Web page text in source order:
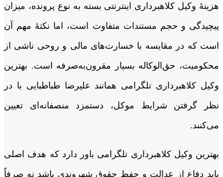
هزینۀ وکیل کلاهبرداری اینترنتی بسته به نوع پرونده، میزان
پیچیدگی و حجم مستندات متفاوت است، اما نکتۀ مهم آن
است که در مقایسه با خسارت‌های مالی و روحی ناشی از
محکومیت، حق‌الوکاله بسیار مقرون‌به‌صرفه است. بهترین
وکیل کلاهبرداری تلگرامی همانند علیرضا طباطبایی با در
نظر گرفتن شرایط موکل، دستمزد منصفانه‌ای تعیین
می‌کنند.
بهترین وکیل کلاهبرداری تلگرامی باور دارد که هدف اصلی
باید دفاع از عدالت و حفظ حقوق شهروندی باشد نه صرفاً